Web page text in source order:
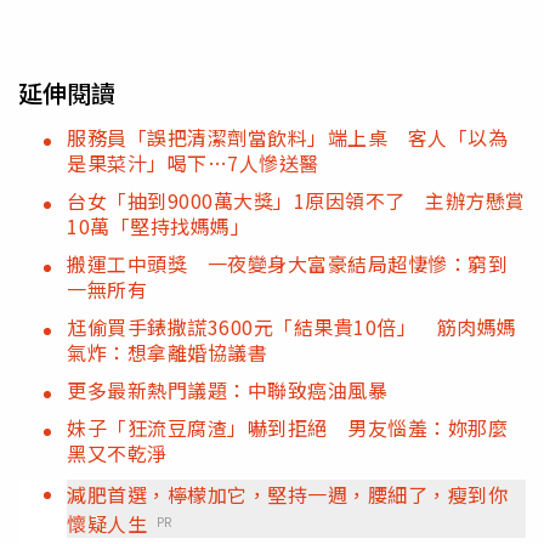
延伸閱讀
服務員「誤把清潔劑當飲料」端上桌 客人「以為
是果菜汁」喝下…7人慘送醫
台女「抽到9000萬大獎」1原因領不了 主辦方懸賞
10萬「堅持找媽媽」
搬運工中頭獎 一夜變身大富豪結局超悽慘：窮到
一無所有
尪偷買手錶撒謊3600元「結果貴10倍」 筋肉媽媽
氣炸：想拿離婚協議書
更多最新熱門議題：中聯致癌油風暴
妹子「狂流豆腐渣」嚇到拒絕 男友惱羞：妳那麼
黑又不乾淨
減肥首選，檸檬加它，堅持一週，腰細了，瘦到你
懷疑人生
PR